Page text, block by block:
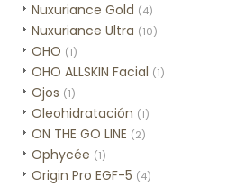
Nuxuriance Gold (4)
Nuxuriance Ultra (10)
OHO (1)
OHO ALLSKIN Facial (1)
Ojos (1)
Oleohidratación (1)
ON THE GO LINE (2)
Ophycée (1)
Origin Pro EGF-5 (4)